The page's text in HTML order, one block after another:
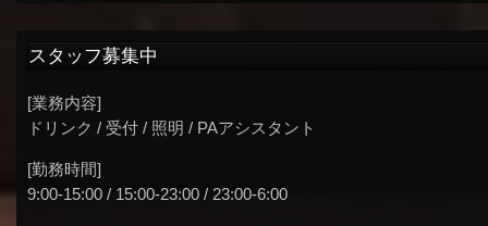
スタッフ募集中
[業務内容]
ドリンク / 受付 / 照明 / PAアシスタント
[勤務時間]
9:00-15:00 / 15:00-23:00 / 23:00-6:00